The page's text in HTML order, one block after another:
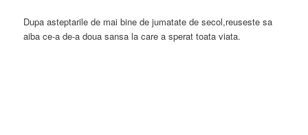
Dupa asteptarile de mai bine de jumatate de secol,reuseste sa
aiba ce-a de-a doua sansa la care a sperat toata viata.